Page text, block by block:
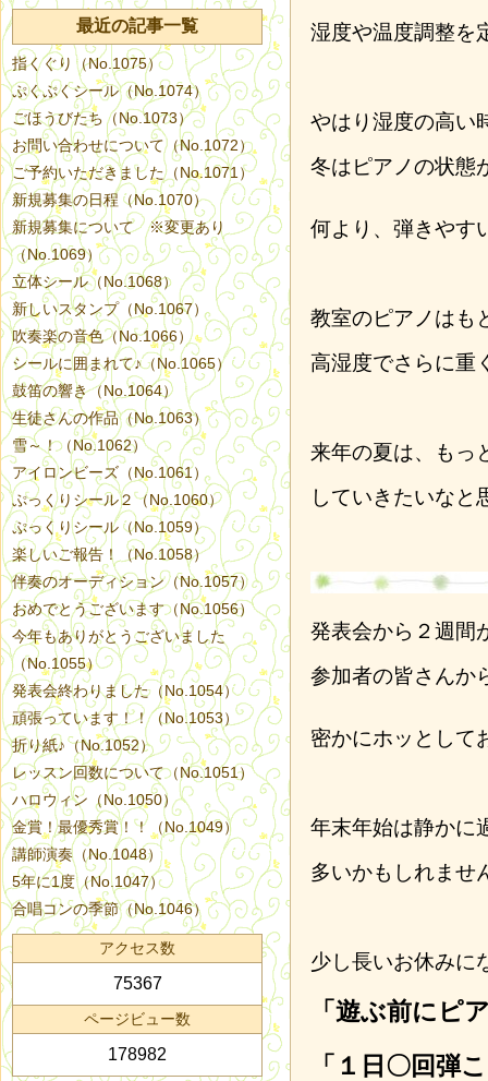
湿度や温度調整を
やはり湿度の高い
冬はピアノの状態
何より、弾きやす
教室のピアノはも
高湿度でさらに重
来年の夏は、もっ
していきたいなと
発表会から２週間
参加者の皆さんか
密かにホッとして
年末年始は静かに
多いかもしれませ
少し長いお休みに
「遊ぶ前にピ
「１日〇回弾
最近の記事一覧
指くぐり（No.1075）
ぷくぷくシール（No.1074）
ごほうびたち（No.1073）
お問い合わせについて（No.1072）
ご予約いただきました（No.1071）
新規募集の日程（No.1070）
新規募集について ※変更あり
（No.1069）
立体シール（No.1068）
新しいスタンプ（No.1067）
吹奏楽の音色（No.1066）
シールに囲まれて♪（No.1065）
鼓笛の響き（No.1064）
生徒さんの作品（No.1063）
雪～！（No.1062）
アイロンビーズ（No.1061）
ぷっくりシール２（No.1060）
ぷっくりシール（No.1059）
楽しいご報告！（No.1058）
伴奏のオーディション（No.1057）
おめでとうございます（No.1056）
今年もありがとうございました
（No.1055）
発表会終わりました（No.1054）
頑張っています！！（No.1053）
折り紙♪（No.1052）
レッスン回数について（No.1051）
ハロウィン（No.1050）
金賞！最優秀賞！！（No.1049）
講師演奏（No.1048）
5年に1度（No.1047）
合唱コンの季節（No.1046）
アクセス数
75367
ページビュー数
178982